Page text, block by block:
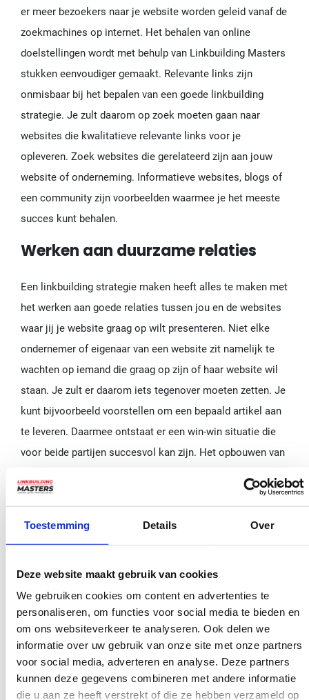
Toestemming Details Over
Deze website maakt gebruik van cookies
We gebruiken cookies om content en advertenties te
personaliseren, om functies voor social media te bieden en
om ons websiteverkeer te analyseren. Ook delen we
informatie over uw gebruik van onze site met onze partners
voor social media, adverteren en analyse. Deze partners
kunnen deze gegevens combineren met andere informatie
die u aan ze heeft verstrekt of die ze hebben verzameld op
er meer bezoekers naar je website worden geleid vanaf de
zoekmachines op internet. Het behalen van online
doelstellingen wordt met behulp van Linkbuilding Masters
stukken eenvoudiger gemaakt. Relevante links zijn
onmisbaar bij het bepalen van een goede linkbuilding
strategie. Je zult daarom op zoek moeten gaan naar
websites die kwalitatieve relevante links voor je
opleveren. Zoek websites die gerelateerd zijn aan jouw
website of onderneming. Informatieve websites, blogs of
een community zijn voorbeelden waarmee je het meeste
succes kunt behalen.
Werken aan duurzame relaties
Een linkbuilding strategie maken heeft alles te maken met
het werken aan goede relaties tussen jou en de websites
waar jij je website graag op wilt presenteren. Niet elke
ondernemer of eigenaar van een website zit namelijk te
wachten op iemand die graag op zijn of haar website wil
staan. Je zult er daarom iets tegenover moeten zetten. Je
kunt bijvoorbeeld voorstellen om een bepaald artikel aan
te leveren. Daarmee ontstaat er een win-win situatie die
voor beide partijen succesvol kan zijn. Het opbouwen van
desbetreffende websites is essentieel bij het maken van
Zorg voor een sterke pitch
Wanneer je zo’n externe website benadert met het verzoek
een link naar jouw website op te nemen, dan is het goed
om het gesprek voorbereid in te gaan. Zet van tevoren op
papier wat je voorstel nu precies is, wat jouw reden is en
wat de ander eraan heeft. Schrijf ook een aantal vragen op
die hij of zij misschien nog voor je heeft zoals: zit er